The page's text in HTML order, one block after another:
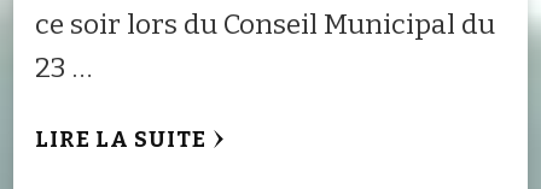
ce soir lors du Conseil Municipal du
23 …
LIRE LA SUITE